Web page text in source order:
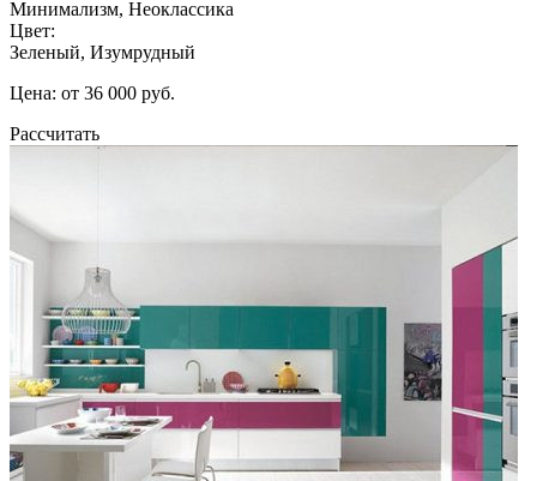
Минимализм, Неоклассика
Цвет:
Зеленый, Изумрудный
Цена: от 36 000 руб.
Рассчитать